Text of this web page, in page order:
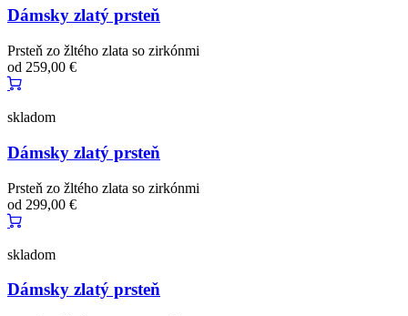
Dámsky zlatý prsteň
Prsteň zo žltého zlata so zirkónmi
od 259,00 €
skladom
Dámsky zlatý prsteň
Prsteň zo žltého zlata so zirkónmi
od 299,00 €
skladom
Dámsky zlatý prsteň